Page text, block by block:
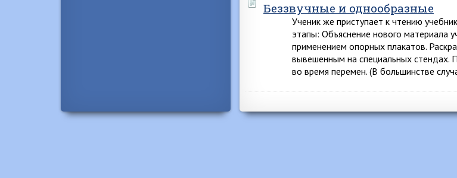
Беззвучные и однообразные
Ученик же приступает к чтению
этапы: Объяснение нового материала
применением опорных плакатов.
вывешенным на специальных стендах.
во время перемен. (В большинстве